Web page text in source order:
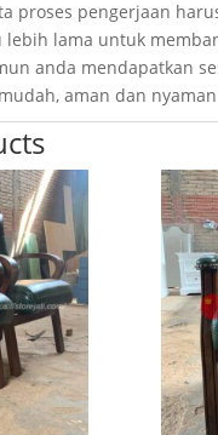
proses pengerjaan
lama untuk
anda mendapatkan
aman dan